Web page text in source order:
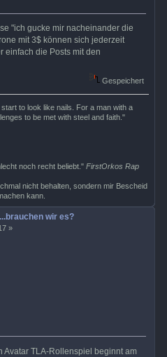
"ich gucke mir nacheinander die
mit 3$ können sich jederzeit
einfach die Posts mit den
Gespeichert
to look like nails. For a man with a
to be met with steel and faith."
noch recht beliebt."FirstOrkos Rap
nicht behalten, sondern mir Bescheid
kann.
wir es?
»
Avatar TLA-Rollenspiel beginnt am